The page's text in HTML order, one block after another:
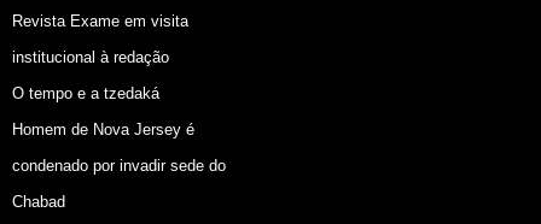
Revista Exame em visita
institucional à redação
O tempo e a tzedaká
Homem de Nova Jersey é
condenado por invadir sede do
Chabad